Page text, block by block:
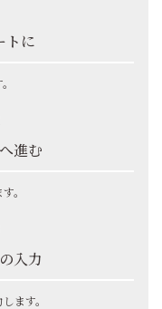
トに
進む
。
入力
ます。